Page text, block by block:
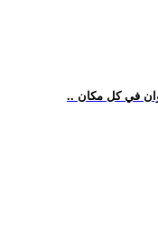
في كل مكان